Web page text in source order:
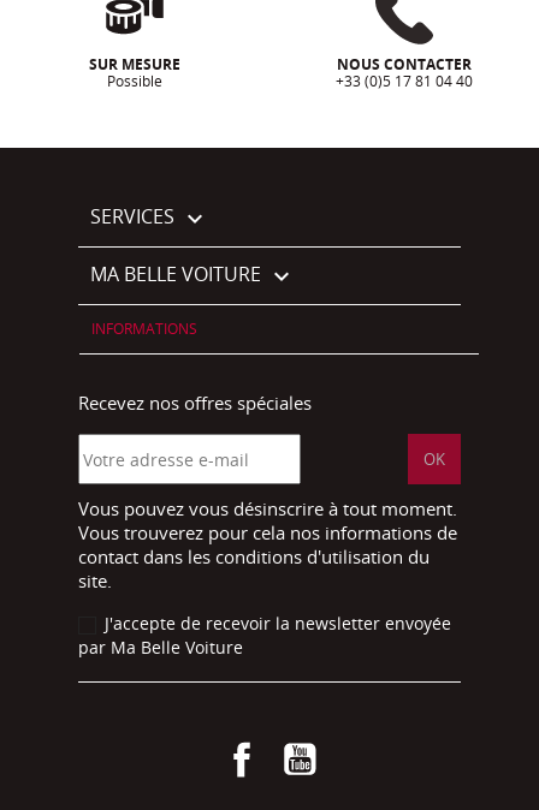
SUR MESURE
Possible
NOUS CONTACTER
+33 (0)5 17 81 04 40
SERVICES 
MA BELLE VOITURE 
INFORMATIONS
Recevez nos offres spéciales
Vous pouvez vous désinscrire à tout moment.
Vous trouverez pour cela nos informations de
contact dans les conditions d'utilisation du
site.
J'accepte de recevoir la newsletter envoyée
par Ma Belle Voiture
Facebook